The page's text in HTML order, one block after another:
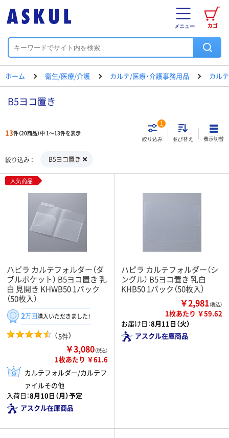
カゴ
メニュー
ホーム 衛生/医療/介護 カルテ/医療・介護事務用品 カル
B5ヨコ置き
13件（20商品）中 1～13件を表示
絞り込み
1
並び替え 表示切替
絞り込み B5ヨコ置き
人気商品
ハピラ カルテフォルダー（ダ
ブルポケット） B5ヨコ置き 乳
白 見開き KHWB50 1パック
（50枚入）
2万回購入いただきました！
（5件）
￥3,080（税込）
1枚あたり ￥61.6
カルテフォルダー/カルテフ
ァイルその他
入荷日：8月10日（月）予定
アスクル在庫商品
ハピラ カルテフォルダー（シ
ングル） B5ヨコ置き 乳白
KHB50 1パック（50枚入）
￥2,981（税込）
1枚あたり ￥59.62
お届け日：8月11日（火）
アスクル在庫商品